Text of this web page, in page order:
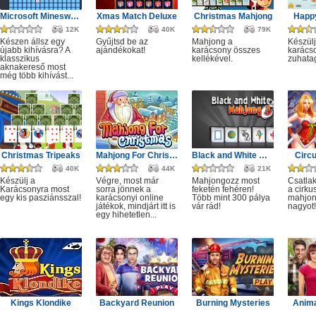
Microsoft Minesweeper
12K
Készen állsz egy
újabb kihívásra? A
klasszikus
aknakereső most
még több kihívást...
Xmas Match Deluxe
40K
Gyűjtsd be az
ajándékokat!
Christmas Mahjong
79K
Mahjong a
karácsony összes
kellékével.
Christmas Tripeaks
40K
Készülj a
Karácsonyra most
egy kis pasziánsszal!
Mahjong For Christmas
44K
Végre, most már
sorra jönnek a
karácsonyi online
játékok, mindjárt itt is
egy hihetetlen...
Black and White Mahjong 3
21K
Mahjongozz most
feketén fehéren!
Több mint 300 pálya
vár rád!
a
nagyot!
Kings Klondike Backyard Reunion Burning Mysteries